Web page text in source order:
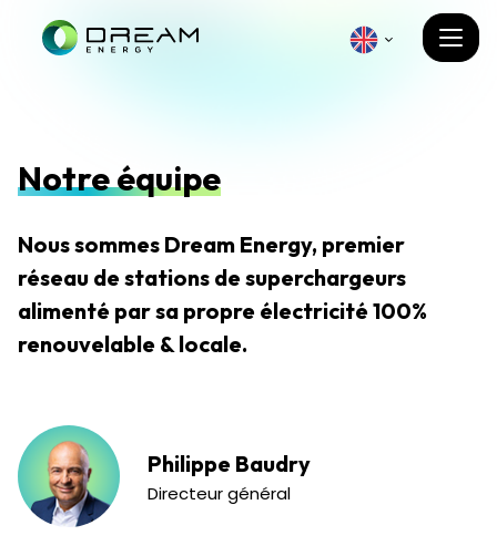
Notre équipe
Nous sommes Dream Energy, premier
réseau de stations de superchargeurs
alimenté par sa propre électricité 100%
renouvelable & locale.
Philippe Baudry
Directeur général